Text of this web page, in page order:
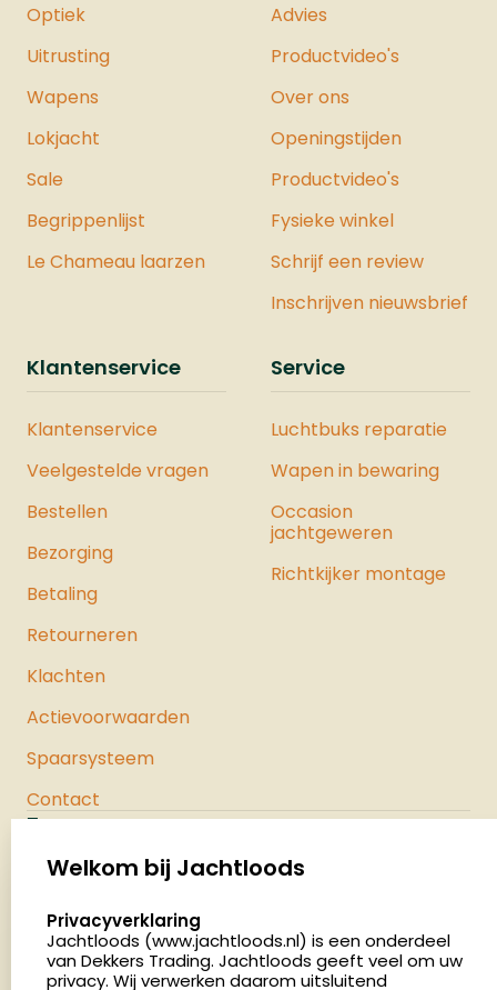
Optiek
Uitrusting
Wapens
Lokjacht
Sale
Begrippenlijst
Le Chameau laarzen
Advies
Productvideo's
Over ons
Openingstijden
Productvideo's
Fysieke winkel
Schrijf een review
Inschrijven nieuwsbrief
Klantenservice
Klantenservice
Veelgestelde vragen
Bestellen
Bezorging
Betaling
Retourneren
Klachten
Actievoorwaarden
Spaarsysteem
Contact
Service
Luchtbuks reparatie
Wapen in bewaring
Occasion
jachtgeweren
Richtkijker montage
Palenrij 1
Nederland
4.8
Welkom bij Jachtloods
select language
Privacyverklaring
Jachtloods (www.jachtloods.nl) is een onderdeel
van Dekkers Trading. Jachtloods geeft veel om uw
privacy. Wij verwerken daarom uitsluitend